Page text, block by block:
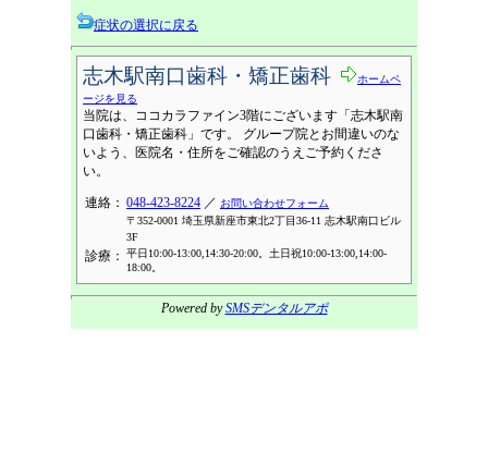
症状の選択に戻る
志木駅南口歯科・矯正歯科
ホームペ
ージを見る
当院は、ココカラファイン3階にございます「志木駅南
口歯科・矯正歯科」です。 グループ院とお間違いのな
いよう、医院名・住所をご確認のうえご予約くださ
い。
連絡： 048-423-8224 ／ お問い合わせフォーム
〒352-0001 埼玉県新座市東北2丁目36-11 志木駅南口ビル
3F
診療：
平日10:00-13:00,14:30-20:00。土日祝10:00-13:00,14:00-
18:00。
Powered bySMSデンタルアポ